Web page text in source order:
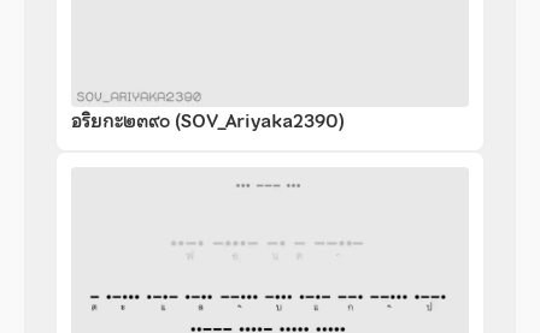
อริยกะ๒๓๙๐ (SOV_Ariyaka2390)